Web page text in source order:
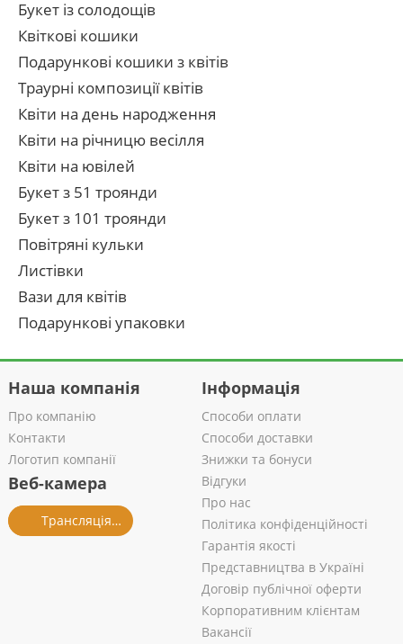
Букет із солодощів
Квіткові кошики
Подарункові кошики з квітів
Траурні композиції квітів
Квіти на день народження
Квіти на річницю весілля
Квіти на ювілей
Букет з 51 троянди
Букет з 101 троянди
Повітряні кульки
Листівки
Вази для квітів
Подарункові упаковки
Наша компанія
Про компанію
Контакти
Логотип компанії
Веб-камера
Трансляція із салону
Інформація
Способи оплати
Способи доставки
Знижки та бонуси
Відгуки
Про нас
Політика конфіденційності
Гарантія якості
Представництва в Україні
Договір публічної оферти
Корпоративним клієнтам
Вакансії